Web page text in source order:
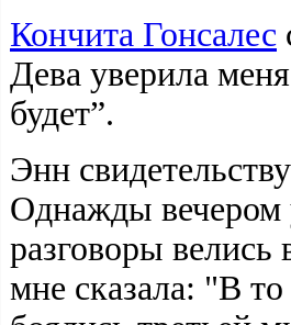
Кончита Гонсалес
Дева уверила
будет”.
Энн
Однажды вечером
разговоры велись
мне сказала: "В